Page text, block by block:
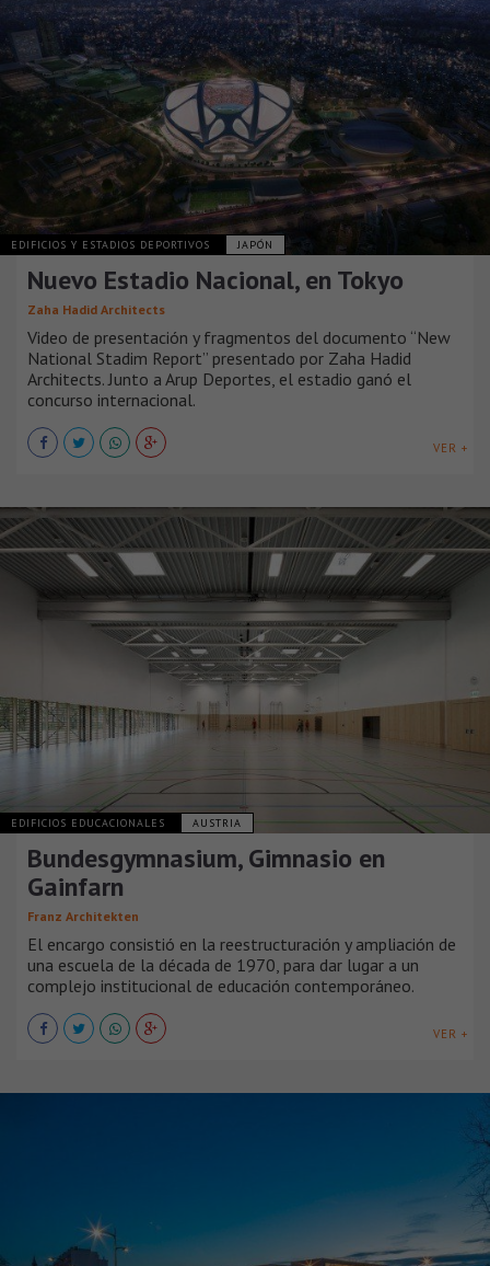
EDIFICIOS Y ESTADIOS DEPORTIVOS JAPÓN
Nuevo Estadio Nacional, en Tokyo
Zaha Hadid Architects
Video de presentación y fragmentos del documento “New
National Stadim Report” presentado por Zaha Hadid
Architects. Junto a Arup Deportes, el estadio ganó el
concurso internacional.
VER +
EDIFICIOS EDUCACIONALES AUSTRIA
Bundesgymnasium, Gimnasio en
Gainfarn
Franz Architekten
El encargo consistió en la reestructuración y ampliación de
una escuela de la década de 1970, para dar lugar a un
complejo institucional de educación contemporáneo.
VER +